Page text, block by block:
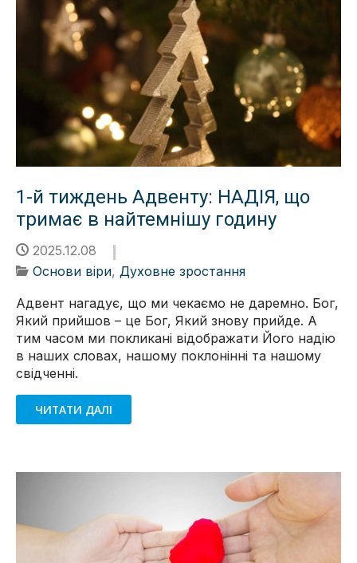
1-й тиждень Адвенту: НАДІЯ, що
тримає в найтемнішу годину
2025.12.08
Основи віри, Духовне зростання
Адвент нагадує, що ми чекаємо не даремно. Бог,
Який прийшов – це Бог, Який знову прийде. А
тим часом ми покликані відображати Його надію
в наших словах, нашому поклонінні та нашому
свідченні.
ЧИТАТИ ДАЛІ